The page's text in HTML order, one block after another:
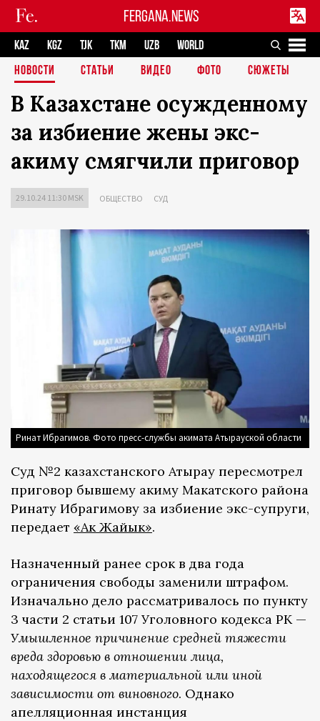
FERGANA.NEWS
KAZ KGZ TJK TKM UZB
WORLD
НОВОСТИ
СТАТЬИ ВИДЕО ФОТО СЮЖЕТЫ
В Казахстане осужденному
за избиение жены экс-
акиму смягчили приговор
29.10.24 11:30 MSK ОБЩЕСТВО СУД
Ринат Ибрагимов. Фото пресс-службы акимата Атырауской области
Суд №2 казахстанского Атырау пересмотрел
приговор бывшему акиму Макатского района
Ринату Ибрагимову за избиение экс-супруги,
передает «Ак Жайык».
Назначенный ранее срок в два года
ограничения свободы заменили штрафом.
Изначально дело рассматривалось по пункту
3 части 2 статьи 107 Уголовного кодекса РК —
Умышленное причинение средней тяжести
вреда здоровью в отношении лица,
находящегося в материальной или иной
зависимости от виновного. Однако
апелляционная инстанция